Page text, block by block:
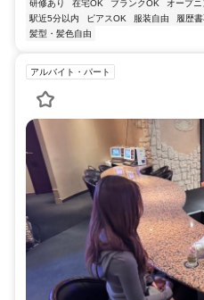
研修あり
在宅OK ブランクOK オープ
駅近5分以内
ピアスOK 服装自由 履歴
髪型・髪色自由
アルバイト・パート